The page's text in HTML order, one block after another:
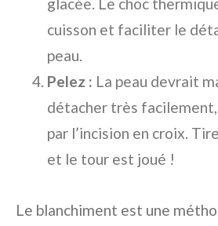
cuisson et faciliter le
peau.
Pelez : La peau devrait
détacher très
par l’incision en croix.
et le tour est joué !
Le blanchiment est une